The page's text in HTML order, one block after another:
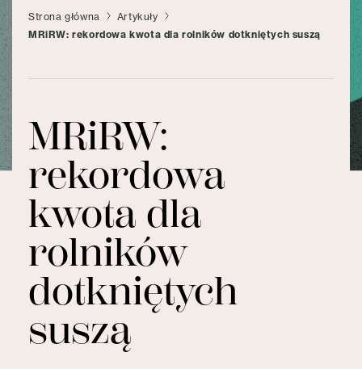
Strona główna
Artykuły
MRiRW: rekordowa kwota dla rolników dotkniętych suszą
MRiRW:
rekordowa
kwota dla
rolników
dotkniętych
suszą